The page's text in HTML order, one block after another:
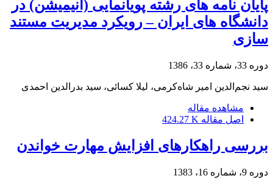
پایان نامه های رشته پویانمایی (انیمیشن) در
دانشگاه های ایران – رویکرد مدیریت مستند
سازی
دوره 33، شماره 33، 1386
سید نجم‌الدین امیر شاه‌کرمی، لیلا کسائی، سید بدرالدین احمدی
مشاهده مقاله
اصل مقاله 424.27 K
بررسی راهکارهای افزایش مهارت خواندن
دوره 9، شماره 16، 1383